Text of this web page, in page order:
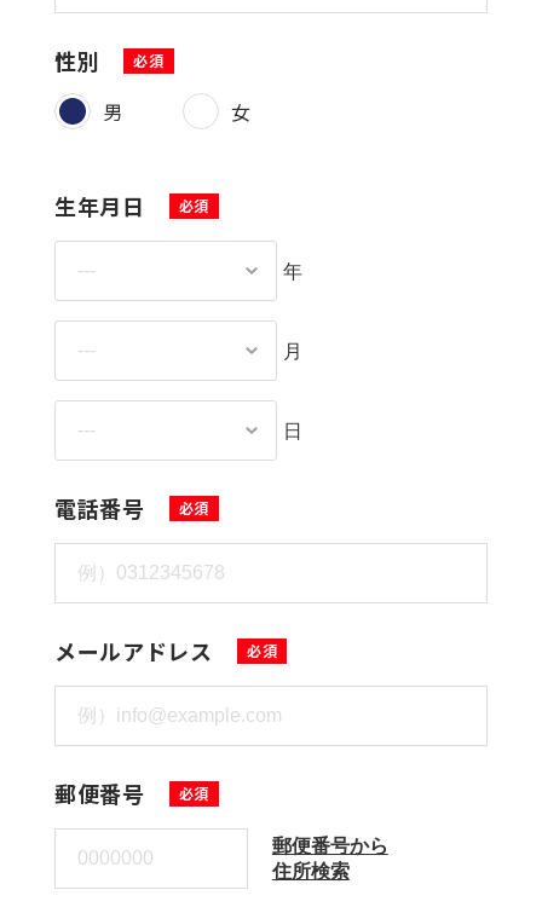
性別
男 女
生年月日
年
月
日
電話番号
メールアドレス
郵便番号
郵便番号から
住所検索